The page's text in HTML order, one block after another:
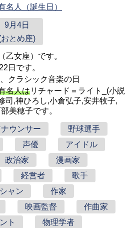
名人（誕生日）
9月4日
おとめ座)
乙女座）です。
日です。
クラシック音楽の日
名人はリチャード＝ライト_(小説
司,神ひろし,小倉弘子,安井牧子,
美穂子です。
ウンサー
野球選手
声優
アイドル
政治家
漫画家
経営者
歌手
ャン
作家
映画監督
作曲家
ト
物理学者